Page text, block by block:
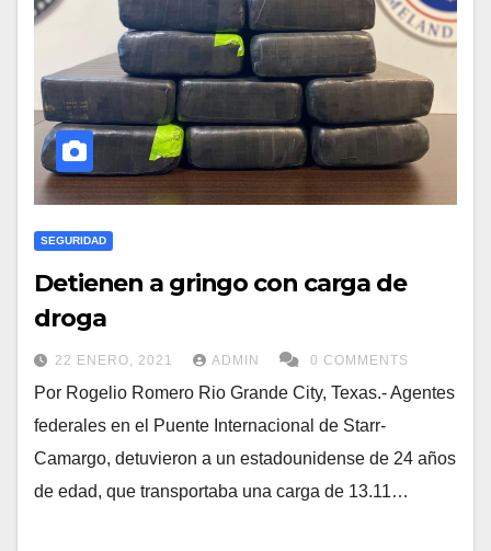
SEGURIDAD
Detienen a gringo con carga de
droga
22 ENERO, 2021 ADMIN 0 COMMENTS
Por Rogelio Romero Rio Grande City, Texas.- Agentes
federales en el Puente Internacional de Starr-
Camargo, detuvieron a un estadounidense de 24 años
de edad, que transportaba una carga de 13.11…